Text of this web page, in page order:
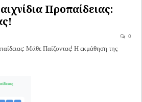
Προπαίδειας:
0
Μάθε Παίζοντας! Η εκμάθηση της